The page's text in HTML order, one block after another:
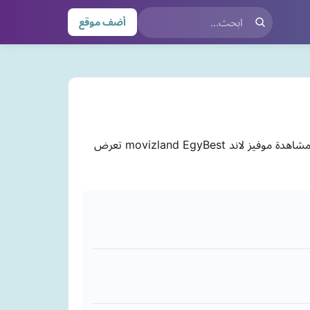
أضف موقع
مشاهدة موفيز لاند movizland اون لاين موفيز لاند movizland 2024 مجانا باقة متنوعة على اكثر من سيرفر بجودة عالية مشاهدة موفيز لاند movizland EgyBest تعرض